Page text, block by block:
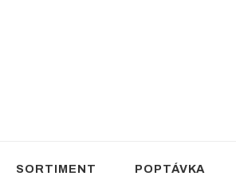
SORTIMENT POPTÁVKA